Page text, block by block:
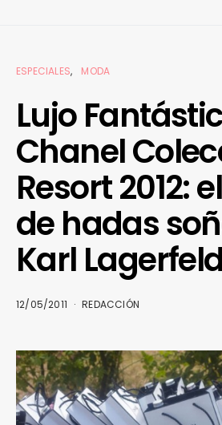
ESPECIALES MODA
Lujo
Chanel
Resort 2012:
de hadas
Karl Lagerfeld
12/05/2011 REDACCIÓN